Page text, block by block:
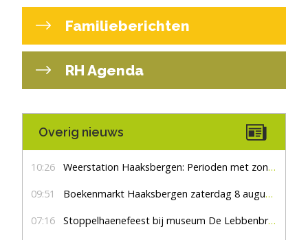
Familieberichten
RH Agenda
Overig nieuws
10:26 Weerstation Haaksbergen: Perioden met zon en droog
09:51 Boekenmarkt Haaksbergen zaterdag 8 augustus, marktplein Haaksbergen
07:16 Stoppelhaenefeest bij museum De Lebbenbrugge